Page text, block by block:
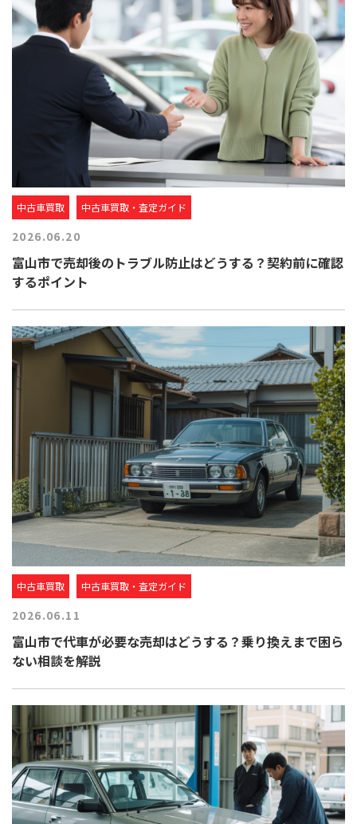
中古車買取 中古車買取・査定ガイド
2026.06.20
富山市で売却後のトラブル防止はどうする？契約前に確認
するポイント
中古車買取 中古車買取・査定ガイド
2026.06.11
富山市で代車が必要な売却はどうする？乗り換えまで困ら
ない相談を解説